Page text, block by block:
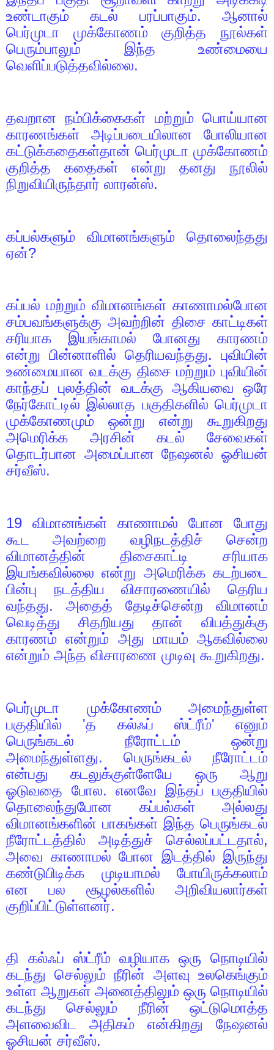
உண்டாகும் கடல் பரப்பாகும். ஆனால்
பெர்முடா முக்கோணம் குறித்த நூல்கள்
பெரும்பாலும் இந்த உண்மையை
வெளிப்படுத்தவில்லை.
தவறான நம்பிக்கைகள் மற்றும் பொய்யான
காரணங்கள் அடிப்படையிலான போலியான
கட்டுக்கதைகள்தான் பெர்முடா முக்கோணம்
குறித்த கதைகள் என்று தனது நூலில்
நிறுவியிருந்தார் லாரன்ஸ்.
கப்பல்களும் விமானங்களும் தொலைந்தது
ஏன்?
கப்பல் மற்றும் விமானங்கள் காணாமல்போன
சம்பவங்களுக்கு அவற்றின் திசை காட்டிகள்
சரியாக இயங்காமல் போனது காரணம்
என்று பின்னாளில் தெரியவந்தது. புவியின்
உண்மையான வடக்கு திசை மற்றும் புவியின்
காந்தப் புலத்தின் வடக்கு ஆகியவை ஒரே
நேர்கோட்டில் இல்லாத பகுதிகளில் பெர்முடா
முக்கோணமும் ஒன்று என்று கூறுகிறது
அமெரிக்க அரசின் கடல் சேவைகள்
தொடர்பான அமைப்பான நேஷனல் ஓசியன்
சர்வீஸ்.
19 விமானங்கள் காணாமல் போன போது
கூட அவற்றை வழிநடத்திச் சென்ற
விமானத்தின் திசைகாட்டி சரியாக
இயங்கவில்லை என்று அமெரிக்க கடற்படை
பின்பு நடத்திய விசாரணையில் தெரிய
வந்தது. அதைத் தேடிச்சென்ற விமானம்
வெடித்து சிதறியது தான் விபத்துக்கு
காரணம் என்றும் அது மாயம் ஆகவில்லை
என்றும் அந்த விசாரணை முடிவு கூறுகிறது.
பெர்முடா முக்கோணம் அமைந்துள்ள
பகுதியில் 'த கல்ஃப் ஸ்ட்ரீம்' எனும்
பெருங்கடல் நீரோட்டம் ஒன்று
அமைந்துள்ளது. பெருங்கடல் நீரோட்டம்
என்பது கடலுக்குள்ளேயே ஒரு ஆறு
ஓடுவதை போல. எனவே இந்தப் பகுதியில்
தொலைந்துபோன கப்பல்கள் அல்லது
விமானங்களின் பாகங்கள் இந்த பெருங்கடல்
நீரோட்டத்தில் அடித்துச் செல்லப்பட்டதால்,
அவை காணாமல் போன இடத்தில் இருந்து
கண்டுபிடிக்க முடியாமல் போயிருக்கலாம்
என பல சூழல்களில் அறிவியலார்கள்
குறிப்பிட்டுள்ளனர்.
தி கல்ஃப் ஸ்ட்ரீம் வழியாக ஒரு நொடியில்
கடந்து செல்லும் நீரின் அளவு உலகெங்கும்
உள்ள ஆறுகள் அனைத்திலும் ஒரு நொடியில்
கடந்து செல்லும் நீரின் ஒட்டுமொத்த
அளவைவிட அதிகம் என்கிறது நேஷனல்
ஓசியன் சர்வீஸ்.